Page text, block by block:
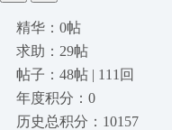
精华：0帖
求助：29帖
帖子：48帖 | 111回
年度积分：0
历史总积分：10157